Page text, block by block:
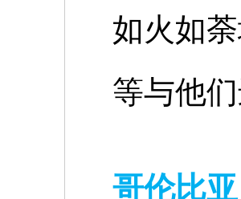
如火如
等与他
哥伦比亚